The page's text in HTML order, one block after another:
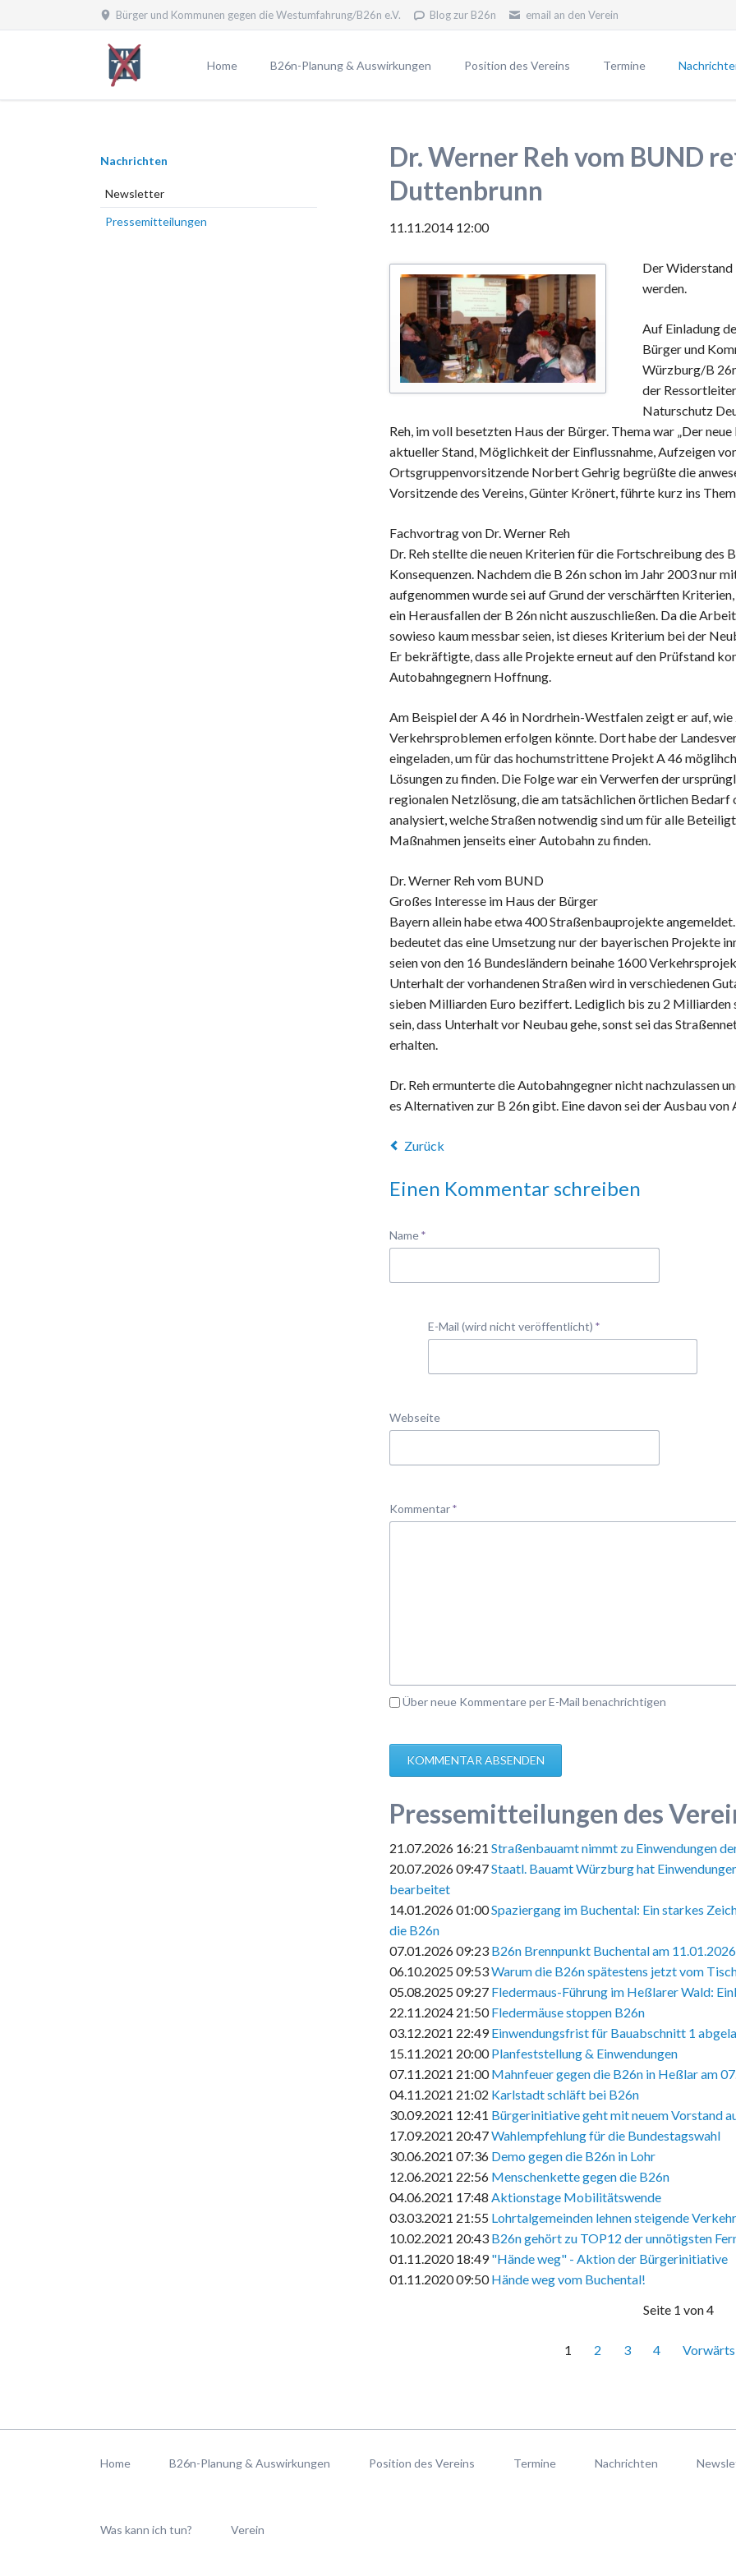
Bürger und Kommunen gegen die Westumfahrung/B26n e.V. Blog zur B26n email an den Verein
Home B26n-Planung & Auswirkungen
Planungen laut BVWP2030
Position des Vereins
Widerstand - warum?
Blog gegen die B26n
Termine
Dr. Werner Reh vom BUND
Duttenbrunn
11.11.2014 12:00
Der Widerstand
werden.
Auf Einladung
Bürger und
Würzburg/B
der
Naturschutz
Reh, im voll besetzten Haus der Bürger. Thema war „Der
aktueller Stand, Möglichkeit der Einflussnahme, Aufzeigen
Ortsgruppenvorsitzende Norbert Gehrig begrüßte die
Vorsitzende des Vereins, Günter Krönert, führte kurz ins
Fachvortrag von Dr. Werner Reh
Dr. Reh stellte die neuen Kriterien für die Fortschreibung des
Konsequenzen. Nachdem die B 26n schon im Jahr 2003 nur
aufgenommen wurde sei auf Grund der verschärften
ein Herausfallen der B 26n nicht auszuschließen. Da die
sowieso kaum messbar seien, ist dieses Kriterium bei der
Er bekräftigte, dass alle Projekte erneut auf den Prüfstand
Autobahngegnern Hoffnung.
Am Beispiel der A 46 in Nordrhein-Westfalen zeigt er auf,
Verkehrsproblemen erfolgen könnte. Dort habe der
eingeladen, um für das hochumstrittene Projekt A 46
Lösungen zu finden. Die Folge war ein Verwerfen der
regionalen Netzlösung, die am tatsächlichen örtlichen
analysiert, welche Straßen notwendig sind um für alle
Maßnahmen jenseits einer Autobahn zu finden.
Dr. Werner Reh vom BUND
Großes Interesse im Haus der Bürger
Bayern allein habe etwa 400 Straßenbauprojekte
bedeutet das eine Umsetzung nur der bayerischen Projekte
seien von den 16 Bundesländern beinahe 1600
Unterhalt der vorhandenen Straßen wird in verschiedenen
sieben Milliarden Euro beziffert. Lediglich bis zu 2 Milliarden
sein, dass Unterhalt vor Neubau gehe, sonst sei das
erhalten.
Dr. Reh ermunterte die Autobahngegner nicht nachzulassen
es Alternativen zur B 26n gibt. Eine davon sei der Ausbau von
Zurück
Einen Kommentar schreiben
Pflichtfeld
Name*
Pflichtfeld
E-Mail (wird nicht veröffentlicht) *
Webseite
Pflichtfeld
Kommentar*
Über neue Kommentare per E-Mail benachrichtigen
KOMMENTAR ABSENDEN
Pressemitteilungen des
21.07.2026 16:21 Straßenbauamt nimmt zu Einwendungen
20.07.2026 09:47Staatl. Bauamt Würzburg hat
bearbeitet
14.01.2026 01:00Spaziergang im Buchental: Ein starkes
die B26n
07.01.2026 09:23 B26n Brennpunkt Buchental am 11.01.2026
06.10.2025 09:53Warum die B26n spätestens jetzt vom
05.08.2025 09:27 Fledermaus-Führung im Heßlarer Wald:
22.11.2024 21:50 Fledermäuse stoppen B26n
03.12.2021 22:49 Einwendungsfrist für Bauabschnitt 1
15.11.2021 20:00 Planfeststellung & Einwendungen
07.11.2021 21:00 Mahnfeuer gegen die B26n in Heßlar am
04.11.2021 21:02 Karlstadt schläft bei B26n
30.09.2021 12:41 Bürgerinitiative geht mit neuem Vorstand
17.09.2021 20:47Wahlempfehlung für die Bundestagswahl
30.06.2021 07:36 Demo gegen die B26n in Lohr
12.06.2021 22:56 Menschenkette gegen die B26n
04.06.2021 17:48 Aktionstage Mobilitätswende
03.03.2021 21:55 Lohrtalgemeinden lehnen steigende
10.02.2021 20:43 B26n gehört zu TOP12 der unnötigsten
01.11.2020 18:49 "Hände weg" - Aktion der Bürgerinitiative
01.11.2020 09:50 Hände weg vom Buchental!
Seite 1 von 4
1 2 3 4 Vorwärts
Navigation
Nachrichten
Newsletter
Pressemitteilungen
Home B26n-Planung & Auswirkungen Position des Vereins Termine Nachrichten
Was kann ich tun? Verein